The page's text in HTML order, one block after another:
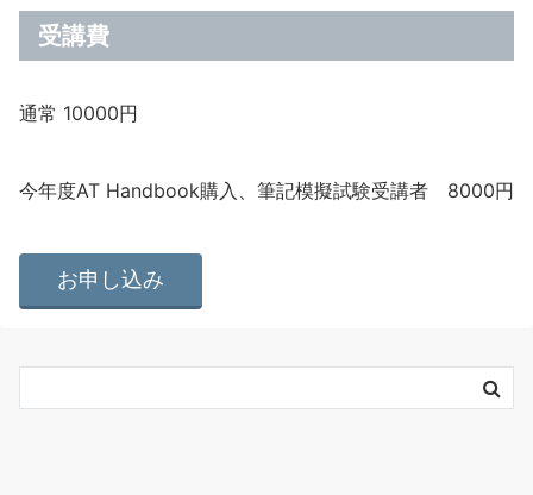
受講費
通常 10000円
今年度AT Handbook購入、筆記模擬試験受講者 8000円
お申し込み